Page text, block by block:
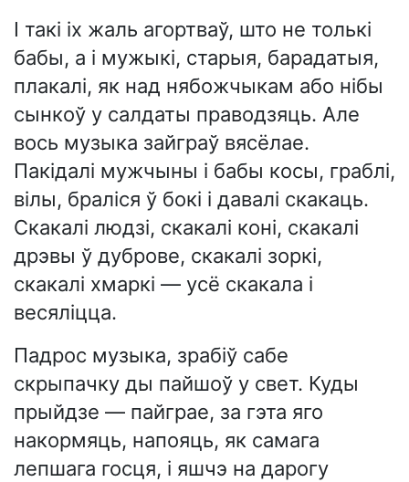
І такі іх жаль агортваў, што не толькі
бабы, а і мужыкі, старыя, барадатыя,
плакалі, як над нябожчыкам або нібы
сынкоў у салдаты праводзяць. Але
вось музыка зайграў вясёлае.
Пакідалі мужчыны і бабы косы, граблі,
вілы, браліся ў бокі і давалі скакаць.
Скакалі людзі, скакалі коні, скакалі
дрэвы ў дуброве, скакалі зоркі,
скакалі хмаркі — усё скакала і
весяліцца.
Падрос музыка, зрабіў сабе
скрыпачку ды пайшоў у свет. Куды
прыйдзе — пайграе, за гэта яго
накормяць, напояць, як самага
лепшага госця, і яшчэ на дарогу